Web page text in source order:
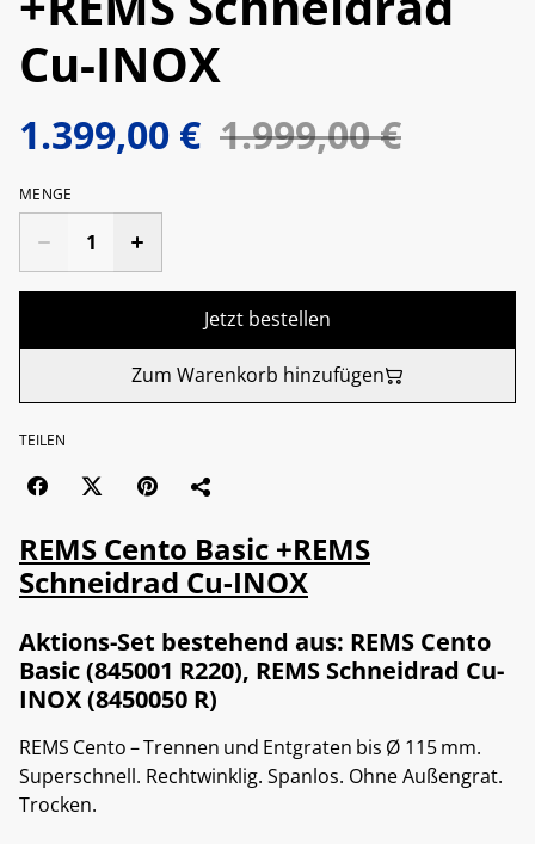
Cu-INOX
1.399,00 € 1.999,00 €
MENGE
Jetzt bestellen
Zum Warenkorb hinzufügen
TEILEN
REMS Cento Basic +REMS
Schneidrad Cu-INOX
Aktions-Set bestehend aus: REMS Cento
Basic (845001 R220), REMS Schneidrad Cu-
INOX (8450050 R)
REMS Cento – Trennen und Entgraten bis Ø 115 mm.
Superschnell. Rechtwinklig. Spanlos. Ohne Außengrat.
Trocken.